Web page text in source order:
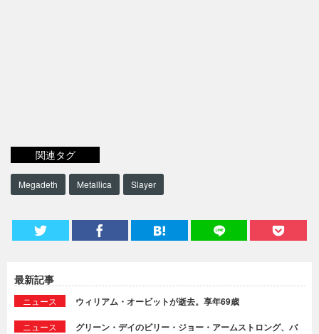
関連タグ
Megadeth Metallica Slayer
最新記事
ニュース ウィリアム・オービットが逝去。享年69歳
ニュース
グリーン・デイのビリー・ジョー・アームストロング、バ